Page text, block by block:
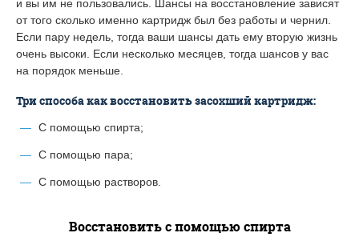
и вы им не пользовались. Шансы на восстановление зависят
от того сколько именно картридж был без работы и чернил.
Если пару недель, тогда ваши шансы дать ему вторую жизнь
очень высоки. Если несколько месяцев, тогда шансов у вас
на порядок меньше.
Три способа как восстановить засохший картридж:
С помощью спирта;
С помощью пара;
С помощью растворов.
Восстановить с помощью спирта